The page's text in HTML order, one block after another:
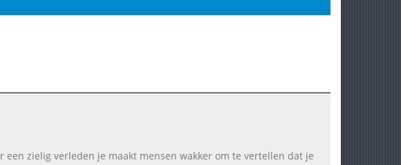
zielig verleden je maakt mensen wakker om te vertellen dat je